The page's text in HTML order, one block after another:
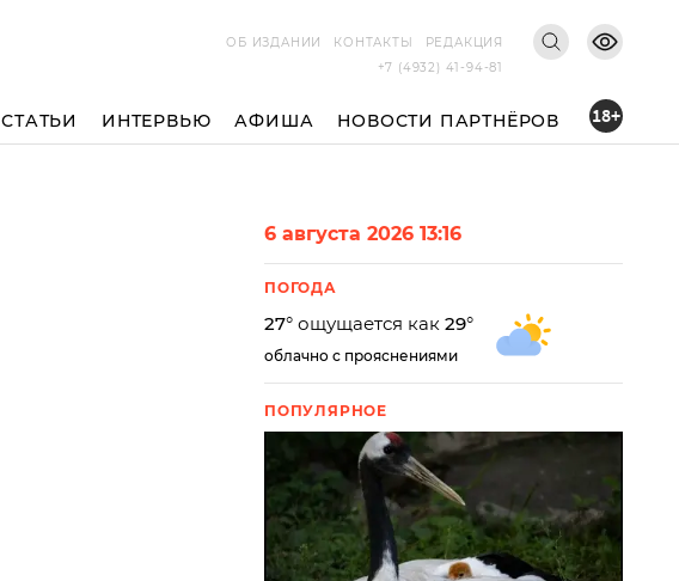
ОБ ИЗДАНИИ
КОНТАКТЫ
РЕДАКЦИЯ
+7 (4932) 41-94-81
СТАТЬИ ИНТЕРВЬЮ АФИША НОВОСТИ ПАРТНЁРОВ 18+
6 августа 2026 13:16
ПОГОДА
27° ощущается как 29°
облачно с прояснениями
ПОПУЛЯРНОЕ